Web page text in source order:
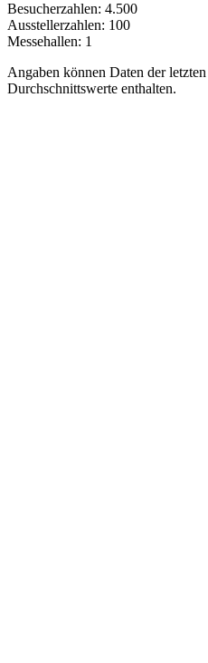
Besucherzahlen: 4.500
Ausstellerzahlen: 100
Messehallen: 1
Angaben können Daten der
Durchschnittswerte enthalten.